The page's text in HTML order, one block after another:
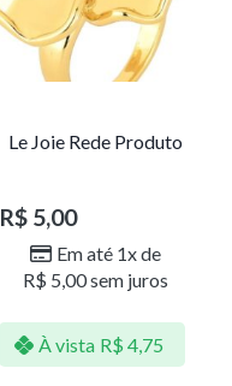
Le Joie Rede Produto
R$5,00
Em até 1x de
R$ 5,00sem juros
À vista R$ 4,75